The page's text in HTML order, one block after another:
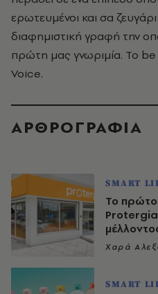
ερωτευμένοι και σα
διαφημιστική γραφή την
πρώτη μας γνωριμία. To
Voice.
ΑΡΘΡΟΓΡΑΦΙΑ
SMART
Το
Protergia
Χαρά
SMART